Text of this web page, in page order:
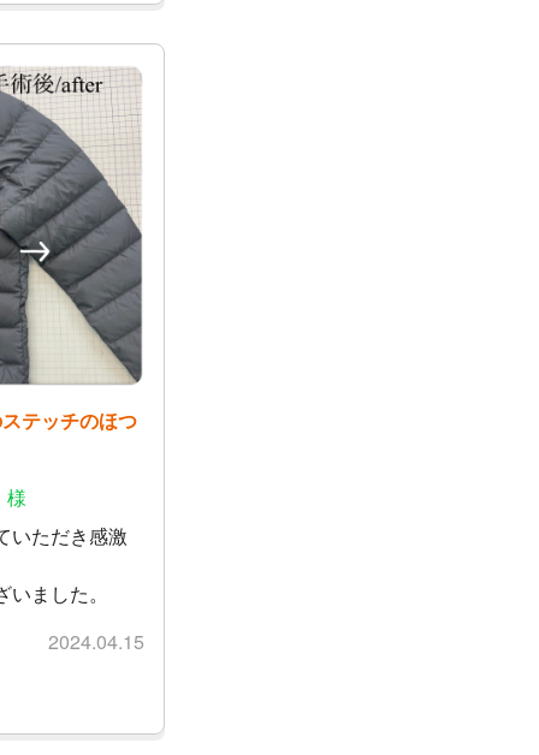
テッチのほつ
様
いただき感激
ました。
2024.04.15